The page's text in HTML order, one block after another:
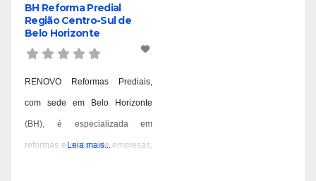
BH Reforma Predial
Região Centro-Sul de
Belo Horizonte
RENOVO Reformas Prediais,
com sede em Belo Horizonte
(BH), é especializada em
reformas e pintura de empresas,
Leia mais...